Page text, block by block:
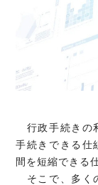
行政手続きの
手続きできる仕
間を短縮できる
そこで、多く